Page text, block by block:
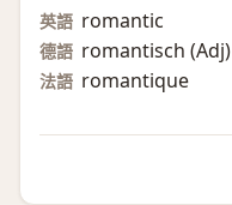
英語 romantic
德語 romantisch (Adj)​
法語 romantique